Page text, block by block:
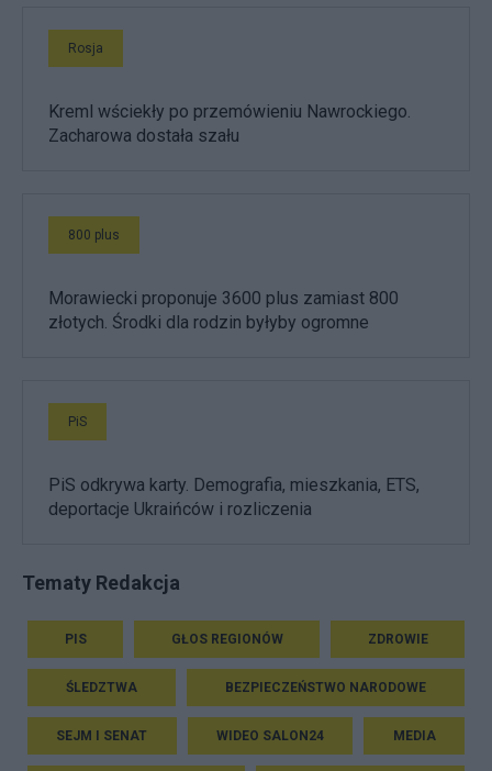
Rosja
Kreml wściekły po przemówieniu Nawrockiego.
Zacharowa dostała szału
800 plus
Morawiecki proponuje 3600 plus zamiast 800
złotych. Środki dla rodzin byłyby ogromne
PiS
PiS odkrywa karty. Demografia, mieszkania, ETS,
deportacje Ukraińców i rozliczenia
Tematy Redakcja
PIS GŁOS REGIONÓW ZDROWIE
ŚLEDZTWA BEZPIECZEŃSTWO NARODOWE
SEJM I SENAT WIDEO SALON24 MEDIA